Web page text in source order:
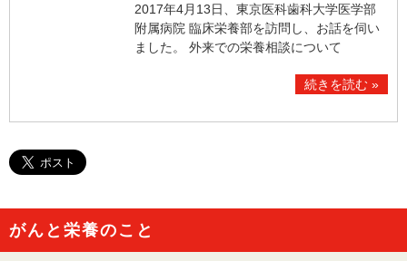
2017年4月13日、東京医科歯科大学医学部
附属病院 臨床栄養部を訪問し、お話を伺い
ました。 外来での栄養相談について
続きを読む »
がんと栄養のこと